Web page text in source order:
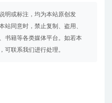
明或标注，均为本站原创发
站同意时，禁止复制、盗用、
书籍等各类媒体平台。如若本
可联系我们进行处理。